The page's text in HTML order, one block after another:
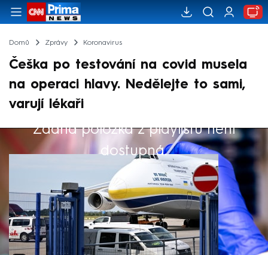
Domů Zprávy Koronavirus
Češka po testování na covid musela
na operaci hlavy. Nedělejte to sami,
varují lékaři
Žádná položka z playlistu není
dostupná.
Výběr redakce